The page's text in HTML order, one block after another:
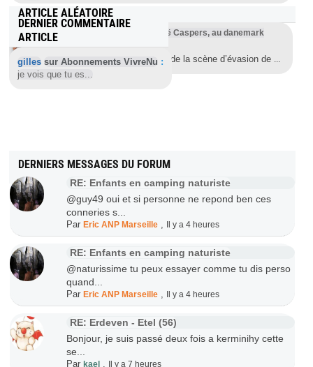
ARTICLE ALÉATOIRE
Course annuelle nue de canoë Caspers, au danemark
edition 2012
La course de canoë s’inspire de la scène d’évasion de
DERNIER COMMENTAIRE
ARTICLE
gilles sur Abonnements VivreNu :
je vois que tu es...
DERNIERS MESSAGES DU FORUM
RE: Enfants en camping naturiste
@guy49 oui et si personne ne repond ben ces
conneries s...
ParEric ANP Marseille , Il y a 4 heures
RE: Enfants en camping naturiste
@naturissime tu peux essayer comme tu dis perso
quand...
ParEric ANP Marseille , Il y a 4 heures
RE: Erdeven - Etel (56)
Bonjour, je suis passé deux fois a kerminihy cette
se...
Parkael , Il y a 7 heures